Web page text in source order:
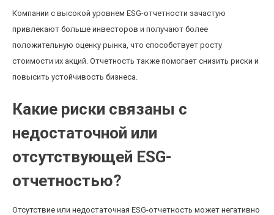
Компании с высокой уровнем ESG-отчетности зачастую
привлекают больше инвесторов и получают более
положительную оценку рынка, что способствует росту
стоимости их акций. Отчетность также помогает снизить риски и
повысить устойчивость бизнеса.
Какие риски связаны с
недостаточной или
отсутствующей ESG-
отчетностью?
Отсутствие или недостаточная ESG-отчетность может негативно